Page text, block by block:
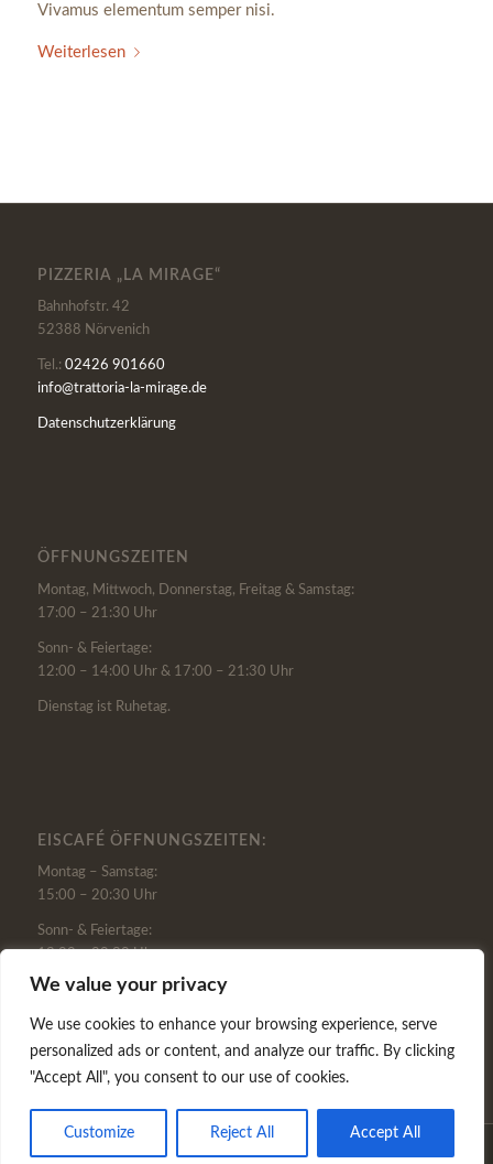
We value your privacy
We use cookies to enhance your browsing experience, serve
personalized ads or content, and analyze our traffic. By clicking
"Accept All", you consent to our use of cookies.
Customize Reject All Accept All
Vivamus elementum semper nisi.
Weiterlesen
PIZZERIA „LA MIRAGE“
Bahnhofstr. 42
52388 Nörvenich
Tel.: 02426 901660
info@trattoria-la-mirage.de
Datenschutzerklärung
ÖFFNUNGSZEITEN
Montag, Mittwoch, Donnerstag, Freitag & Samstag:
17:00 – 21:30 Uhr
Sonn- & Feiertage:
12:00 – 14:00 Uhr & 17:00 – 21:30 Uhr
Dienstag ist Ruhetag.
EISCAFÉ ÖFFNUNGSZEITEN:
Montag – Samstag:
15:00 – 20:30 Uhr
Sonn- & Feiertage:
13:00 – 20:30 Uhr
Dienstag ist Ruhetag.